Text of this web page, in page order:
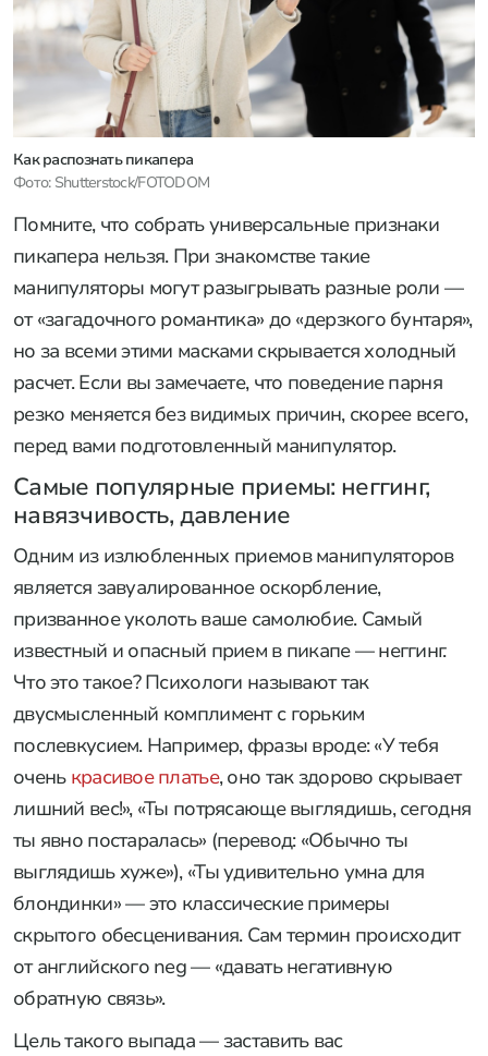
Как распознать пикапера
Фото: Shutterstock/FOTODOM
Помните, что собрать универсальные признаки
пикапера нельзя. При знакомстве такие
манипуляторы могут разыгрывать разные роли —
от «загадочного романтика» до «дерзкого бунтаря»,
но за всеми этими масками скрывается холодный
расчет. Если вы замечаете, что поведение парня
резко меняется без видимых причин, скорее всего,
перед вами подготовленный манипулятор.
Самые популярные приемы: неггинг,
навязчивость, давление
Одним из излюбленных приемов манипуляторов
является завуалированное оскорбление,
призванное уколоть ваше самолюбие. Самый
известный и опасный прием в пикапе — неггинг.
Что это такое? Психологи называют так
двусмысленный комплимент с горьким
послевкусием. Например, фразы вроде: «У тебя
очень красивое платье, оно так здорово скрывает
лишний вес!», «Ты потрясающе выглядишь, сегодня
ты явно постаралась» (перевод: «Обычно ты
выглядишь хуже»), «Ты удивительно умна для
блондинки» — это классические примеры
скрытого обесценивания. Сам термин происходит
от английского neg — «давать негативную
обратную связь».
Цель такого выпада — заставить вас